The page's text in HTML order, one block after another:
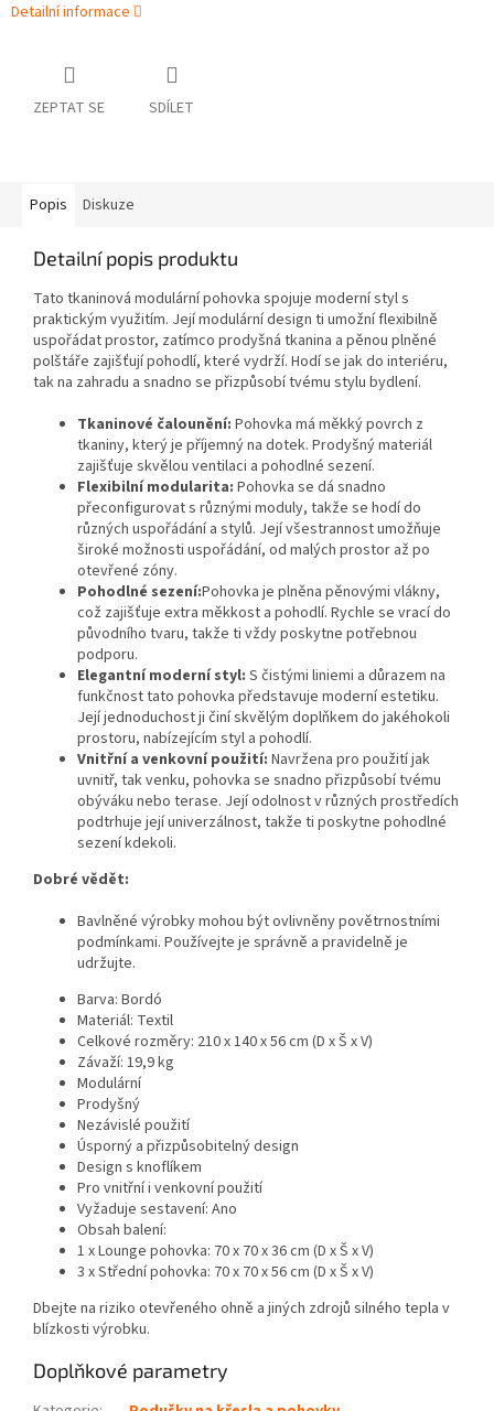
Detailní informace
ZEPTAT SE SDÍLET
Popis Diskuze
Detailní popis produktu
Tato tkaninová modulární pohovka spojuje moderní styl s
praktickým využitím. Její modulární design ti umožní flexibilně
uspořádat prostor, zatímco prodyšná tkanina a pěnou plněné
polštáře zajišťují pohodlí, které vydrží. Hodí se jak do interiéru,
tak na zahradu a snadno se přizpůsobí tvému stylu bydlení.
Tkaninové čalounění: Pohovka má měkký povrch z
tkaniny, který je příjemný na dotek. Prodyšný materiál
zajišťuje skvělou ventilaci a pohodlné sezení.
Flexibilní modularita: Pohovka se dá snadno
přeconfigurovat s různými moduly, takže se hodí do
různých uspořádání a stylů. Její všestrannost umožňuje
široké možnosti uspořádání, od malých prostor až po
otevřené zóny.
Pohodlné sezení:Pohovka je plněna pěnovými vlákny,
což zajišťuje extra měkkost a pohodlí. Rychle se vrací do
původního tvaru, takže ti vždy poskytne potřebnou
podporu.
Elegantní moderní styl: S čistými liniemi a důrazem na
funkčnost tato pohovka představuje moderní estetiku.
Její jednoduchost ji činí skvělým doplňkem do jakéhokoli
prostoru, nabízejícím styl a pohodlí.
Vnitřní a venkovní použití: Navržena pro použití jak
uvnitř, tak venku, pohovka se snadno přizpůsobí tvému
obýváku nebo terase. Její odolnost v různých prostředích
podtrhuje její univerzálnost, takže ti poskytne pohodlné
sezení kdekoli.
Dobré vědět:
Bavlněné výrobky mohou být ovlivněny povětrnostními
podmínkami. Používejte je správně a pravidelně je
udržujte.
Barva: Bordó
Materiál: Textil
Celkové rozměry: 210 x 140 x 56 cm (D x Š x V)
Závaží: 19,9 kg
Modulární
Prodyšný
Nezávislé použití
Úsporný a přizpůsobitelný design
Design s knoflíkem
Pro vnitřní i venkovní použití
Vyžaduje sestavení: Ano
Obsah balení:
1 x Lounge pohovka: 70 x 70 x 36 cm (D x Š x V)
3 x Střední pohovka: 70 x 70 x 56 cm (D x Š x V)
Dbejte na riziko otevřeného ohně a jiných zdrojů silného tepla v
blízkosti výrobku.
Doplňkové parametry